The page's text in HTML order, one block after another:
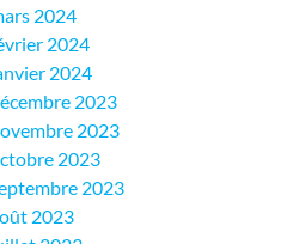
2024
2024
2024
2023
2023
2023
2023
2023